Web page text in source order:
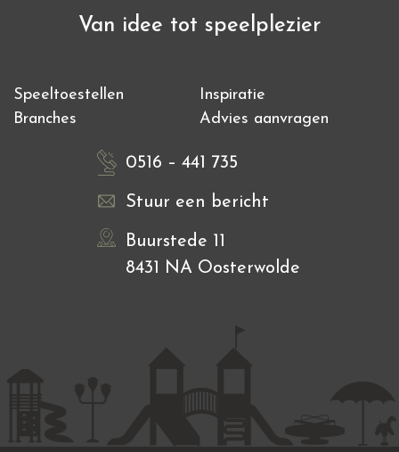
Van idee tot speelplezier
Speeltoestellen
Inspiratie
Branches
Advies aanvragen
0516 – 441 735
Stuur een bericht
Buurstede 11
8431 NA Oosterwolde